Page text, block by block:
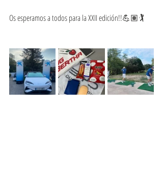
Os esperamos a todos para la XXII edición!!💪🏽🏌